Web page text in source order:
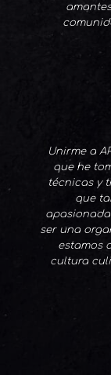
Unirme a
que he
técnicas y
que
ser una
estamos
cultura